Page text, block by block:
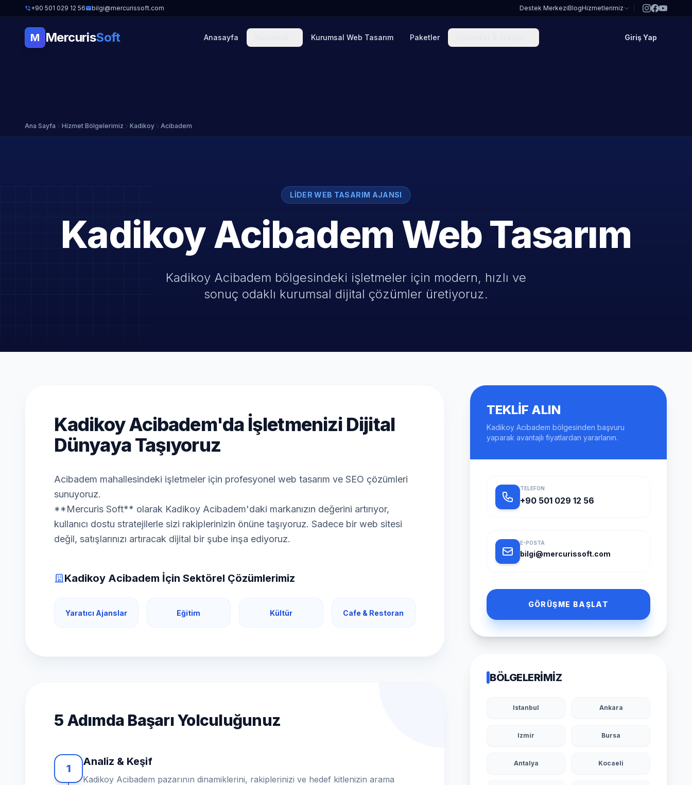
+90 501 029 12 56 bilgi@mercurissoft.com Destek MerkeziBlogHizmetlerimiz
M MercurisSoft Anasayfa Kurumsal Web Tasarım Paketler Giriş Yap
Ana Sayfa Hizmet Bölgelerimiz Kadikoy Acibadem
LIDER WEB TASARIM AJANSI
Kadikoy Acibadem Web Tasarım
Kadikoy Acibadem bölgesindeki işletmeler için modern, hızlı ve
sonuç odaklı kurumsal dijital çözümler üretiyoruz.
Kadikoy Acibadem'da İşletmenizi Dijital
Dünyaya Taşıyoruz
Acibadem mahallesindeki işletmeler için profesyonel web tasarım ve SEO çözümleri
sunuyoruz.
**Mercuris Soft** olarak Kadikoy Acibadem'daki markanızın değerini artırıyor,
kullanıcı dostu stratejilerle sizi rakiplerinizin önüne taşıyoruz. Sadece bir web sitesi
değil, satışlarınızı artıracak dijital bir şube inşa ediyoruz.
Kadikoy Acibadem İçin Sektörel Çözümlerimiz
Yaratıcı Ajanslar Eğitim Kültür Cafe & Restoran
5 Adımda Başarı Yolculuğunuz
1
Analiz & Keşif
Kadikoy Acibadem pazarının dinamiklerini, rakiplerinizi ve hedef kitlenizin arama
TEKLIF ALIN
Kadikoy Acibadem bölgesinden başvuru
yaparak avantajlı fiyatlardan yararlanın.
TELEFON
+90 501 029 12 56
E-POSTA
bilgi@mercurissoft.com
GÖRÜŞME BAŞLAT
BÖLGELERIMIZ
Istanbul Ankara
Izmir Bursa
Antalya Kocaeli